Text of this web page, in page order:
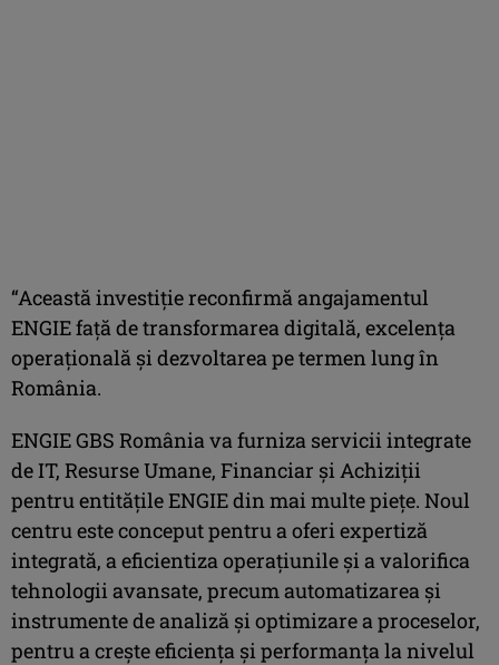
“Această investiție reconfirmă angajamentul
ENGIE față de transformarea digitală, excelența
operațională și dezvoltarea pe termen lung în
România.
ENGIE GBS România va furniza servicii integrate
de IT, Resurse Umane, Financiar și Achiziții
pentru entitățile ENGIE din mai multe piețe. Noul
centru este conceput pentru a oferi expertiză
integrată, a eficientiza operațiunile și a valorifica
tehnologii avansate, precum automatizarea și
instrumente de analiză și optimizare a proceselor,
pentru a crește eficiența și performanța la nivelul